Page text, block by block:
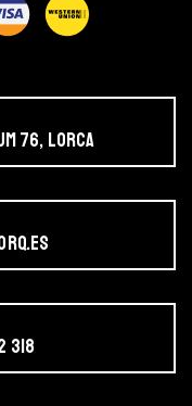
76, LORCA
318